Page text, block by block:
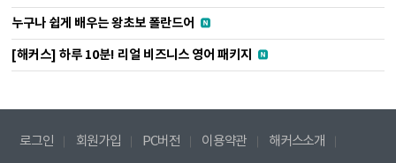
누구나 쉽게 배우는 왕초보 폴란드어
[해커스] 하루 10분! 리얼 비즈니스 영어 패키지
로그인 회원가입 PC버전 이용약관 해커스소개